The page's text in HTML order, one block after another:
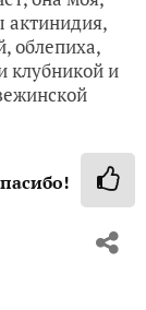
актинидия,
облепиха,
клубникой и